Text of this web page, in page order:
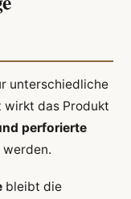
unterschiedliche
wirkt das Produkt
perforierte
werden.
bleibt die